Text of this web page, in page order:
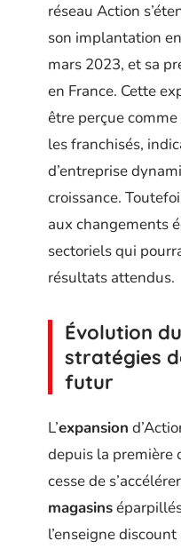
réseau Action
son implantation
mars 2023, et sa
en France. Cette
être perçue
les franchisés,
d’entreprise
croissance.
aux changements
sectoriels qui
résultats attendus.
Évolution
stratégies
futur
L’expansion
depuis la première
cesse de
magasins
l’enseigne